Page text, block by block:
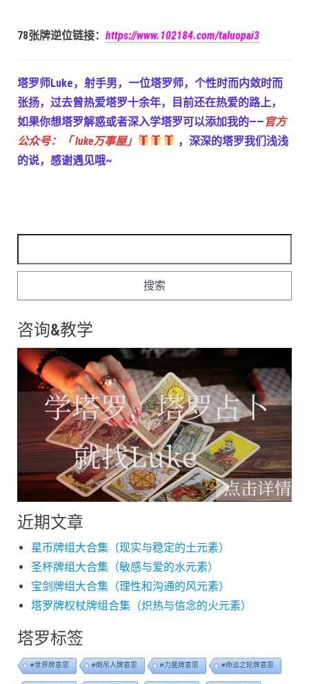
78张牌逆位链接： https://www.102184.com/taluopai3
塔罗师Luke，射手男，一位塔罗师，个性时而内敛时而
张扬，过去曾热爱塔罗十余年，目前还在热爱的路上，
如果你想塔罗解惑或者深入学塔罗可以添加我的—— 官方
公众号：「 luke万事屋」
， 深深的塔罗我们浅浅
的说，感谢遇见哦~
咨询&教学
近期文章
星币牌组大合集（现实与稳定的土元素）
圣杯牌组大合集（敏感与爱的水元素）
宝剑牌组大合集（理性和沟通的风元素）
塔罗牌权杖牌组合集（炽热与信念的火元素）
塔罗标签
#世界牌意思 #倒吊人牌意思 #力量牌意思 #命运之轮牌意思